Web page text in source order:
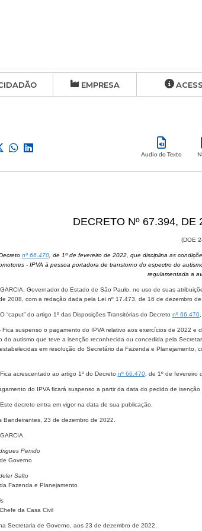
EMPRESA
Audio do Texto
​DECRETO Nº 67.394,
(DOE
nº 66.470, de 1º de fevereiro de 2022, que disciplina as
- IPVA à pessoa portadora de transtorno do espectro do
regulamentada a
Governador do Estado de São Paulo, no uso de suas
2008, com a redação dada pela Lei nº 17.473, de 16 de dezembro
“caput” do artigo 1º das Disposições Transitórias do Decreto nº 66.470,
Fica suspenso o pagamento do IPVA relativo aos exercícios de 2022
do autismo que teve a isenção reconhecida ou concedida pela
em resolução do Secretário da Fazenda e Planejamento,
acrescentado ao artigo 1º do Decreto nº 66.470, de 1º de fevereiro
do IPVA ficará suspenso a partir da data do pedido de
decreto entra em vigor na data de sua publicação.
Bandeirantes, 23 de dezembro de 2022.
Penido
Governo
Salto
Fazenda e Planejamento
da Casa Civil
Secretaria de Governo, aos 23 de dezembro de 2022.